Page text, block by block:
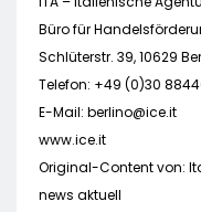
Büro für
Schlüterstr. 39, 10629
Telefon: +49 (0)30
E-Mail: berlino@ice.it
www.ice.it
Original-Content von:
news aktuell